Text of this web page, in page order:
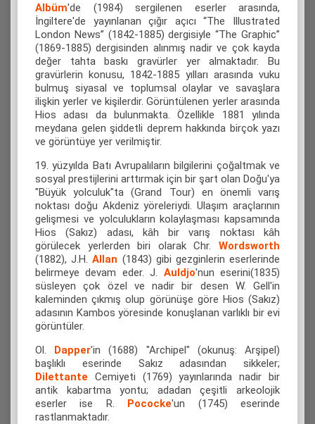
Albüm'de (1984) sergilenen eserler arasında,
İngiltere'de yayınlanan çığır açıcı “The Illustrated
London News” (1842-1885) dergisiyle “The Graphic”
(1869-1885) dergisinden alınmış nadir ve çok kayda
değer tahta baskı gravürler yer almaktadır. Bu
gravürlerin konusu, 1842-1885 yılları arasında vuku
bulmuş siyasal ve toplumsal olaylar ve savaşlara
ilişkin yerler ve kişilerdir. Görüntülenen yerler arasında
Hios adası da bulunmakta. Özellikle 1881 yılında
meydana gelen şiddetli deprem hakkında birçok yazı
ve görüntüye yer verilmiştir.
19. yüzyılda Batı Avrupalıların bilgilerini çoğaltmak ve
sosyal prestijlerini arttırmak için bir şart olan Doğu'ya
"Büyük yolculuk"ta (Grand Tour) en önemli varış
noktası doğu Akdeniz yöreleriydi. Ulaşım araçlarının
gelişmesi ve yolculukların kolaylaşması kapsamında
Hios (Sakız) adası, kâh bir varış noktası kâh
görülecek yerlerden biri olarak Chr. Wordsworth
(1882), J.H.Allan (1843) gibi gezginlerin eserlerinde
belirmeye devam eder. J. Auldjo'nun eserini(1835)
süsleyen çok özel ve nadir bir desen W. Gell'in
kaleminden çıkmış olup görünüşe göre Hios (Sakız)
adasının Kambos yöresinde konuşlanan varlıklı bir evi
görüntüler.
Ol. Dapper'in (1688) "Archipel" (okunuş: Arşipel)
başlıklı eserinde Sakız adasından sikkeler;
Dilettante Cemiyeti (1769) yayınlarında nadir bir
antik kabartma yontu; adadan çeşitli arkeolojik
eserler ise R. Pococke'un (1745) eserinde
rastlanmaktadır.